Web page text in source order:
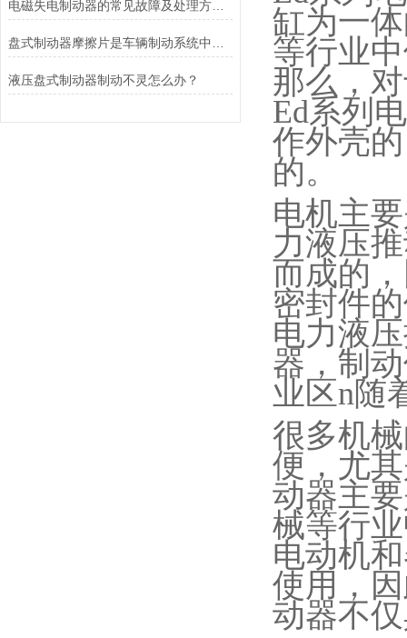
电磁失电制动器的常见故障及处理方法讲解
液压盘式制动器制动不灵怎么办？
缸为一
等行业
那么，
Ed系列
作外壳
的。
电机主
力液压
而成的
密封件
电力液
器，制
业区n随
很多机
便，尤
动器主
械等行
电动机
使用，
动器不